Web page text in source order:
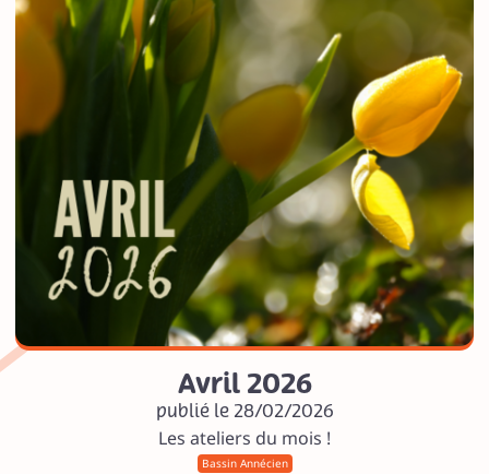
Avril 2026
publié le 28/02/2026
Les ateliers du mois !
Bassin Annécien